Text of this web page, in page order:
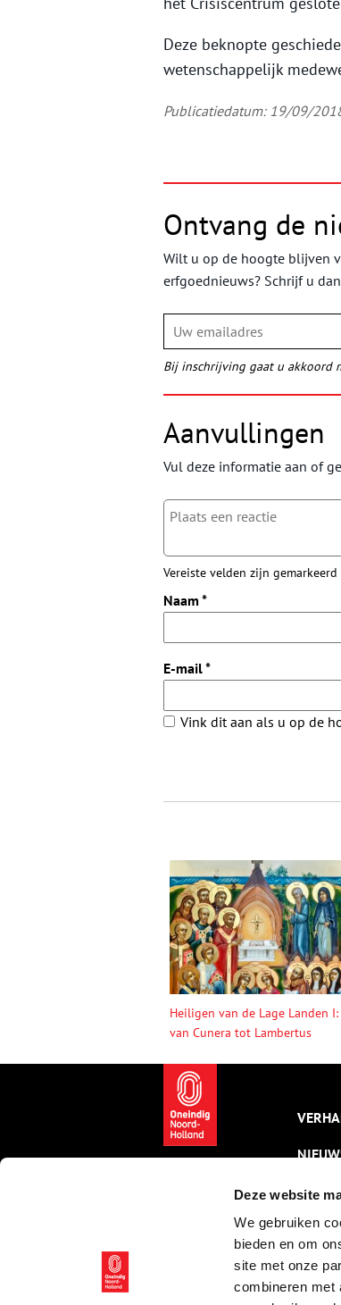
Deze website
We gebruiken
bieden en om
site met onze
combineren met
Deze beknopte
wetenschappelijk
Publicatiedatum: 19/09/
Ontvang de
Wilt u op de hoogte blijven
erfgoednieuws? Schrijf u
Bij inschrijving gaat u akkoord
Aanvullingen
Vul deze informatie aan of
Vereiste velden zijn
Naam *
E-mail*
Vink dit aan als u op de
Heiligen van de Lage Landen I:
van Cunera tot Lambertus
VIDEO’S